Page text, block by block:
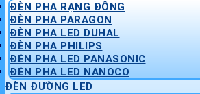
ĐÈN PHA RẠNG ĐÔNG
ĐÈN PHA PARAGON
ĐÈN PHA LED DUHAL
ĐÈN PHA PHILIPS
ĐÈN PHA LED PANASONIC
ĐÈN PHA LED NANOCO
ĐÈN ĐƯỜNG LED